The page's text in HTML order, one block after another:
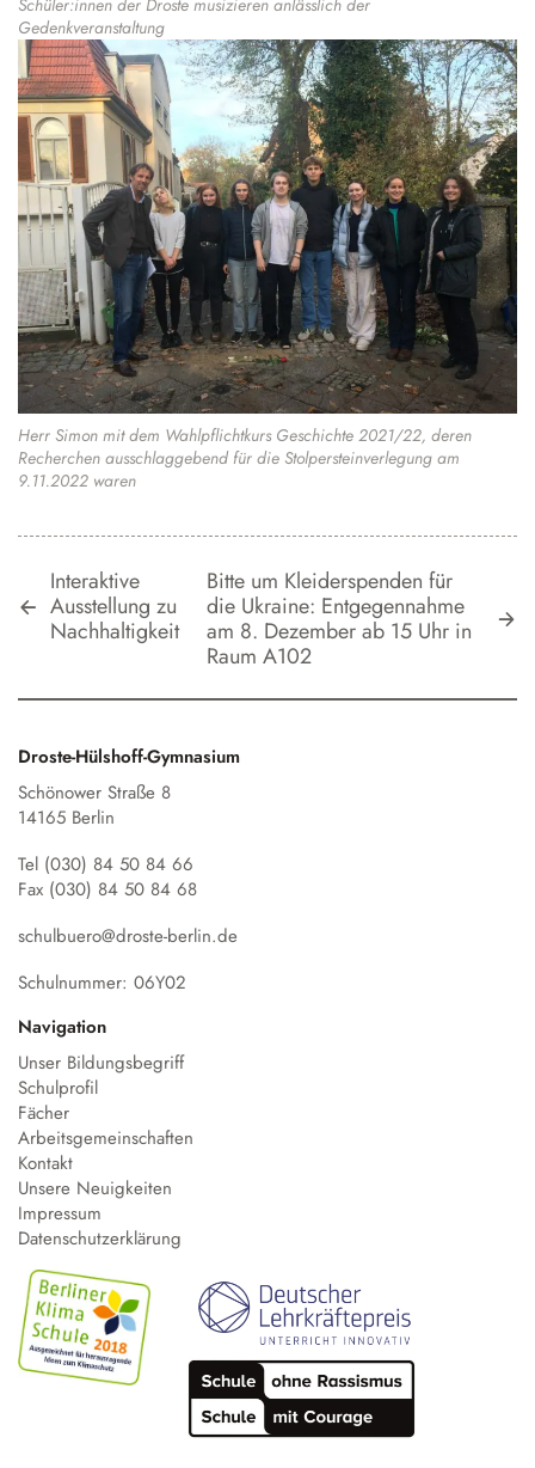
Schüler:innen der Droste musizieren anlässlich der
Gedenkveranstaltung
Herr Simon mit dem Wahlpflichtkurs Geschichte 2021/22, deren
Recherchen ausschlaggebend für die Stolpersteinverlegung am
9.11.2022 waren
Interaktive
Ausstellung zu
Nachhaltigkeit
Bitte um Kleiderspenden für
die Ukraine: Entgegennahme
am 8. Dezember ab 15 Uhr in
Raum A102
Droste-Hülshoff-Gymnasium
Schönower Straße 8
14165 Berlin
Tel (030) 84 50 84 66
Fax (030) 84 50 84 68
schulbuero@droste-berlin.de
Schulnummer: 06Y02
Navigation
Unser Bildungsbegriff
Schulprofil
Fächer
Arbeitsgemeinschaften
Kontakt
Unsere Neuigkeiten
Impressum
Datenschutzerklärung